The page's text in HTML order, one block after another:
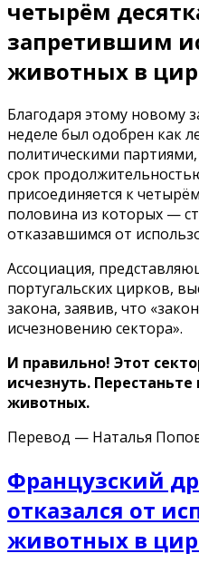
четырём
запретившим
животных в
Благодаря этому новому
неделе был одобрен как
политическими
срок
присоединяется к
половина из которых —
отказавшимся от
Ассоциация,
португальских цирков,
закона, заявив, что
исчезновению сектора».
И правильно! Этот
исчезнуть.
животных.
Перевод — Наталья
Французский
отказался от
животных в